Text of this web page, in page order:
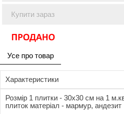
Купити зараз
Усе про товар
Характеристики
Розмір 1 плитки - 30x30 см на 1
плиток матеріал - мармур, андезит